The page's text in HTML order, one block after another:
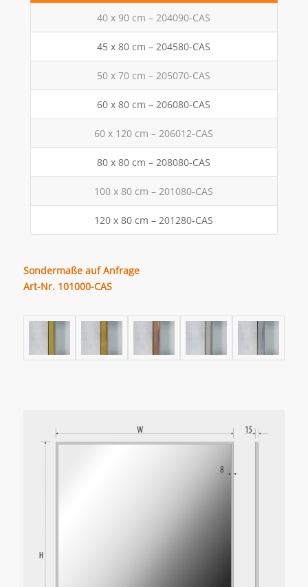
40 x 90 cm – 204090-CAS
45 x 80 cm – 204580-CAS
50 x 70 cm – 205070-CAS
60 x 80 cm – 206080-CAS
60 x 120 cm – 206012-CAS
80 x 80 cm – 208080-CAS
100 x 80 cm – 201080-CAS
120 x 80 cm – 201280-CAS
Sondermaße auf Anfrage
Art-Nr. 101000-CAS